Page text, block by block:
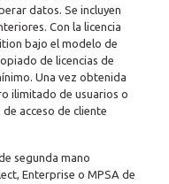
datos. Se incluyen
Con la licencia
bajo el modelo de
de licencias de
Una vez obtenida
ilimitado de usuarios o
acceso de cliente
segunda mano
Enterprise o MPSA de